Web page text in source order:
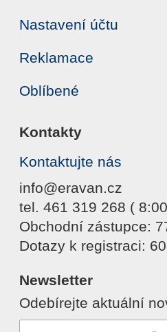
Nastavení účtu
Reklamace
Oblíbené
Kontakty
Kontaktujte nás
info@eravan.cz
tel. 461 319 268 (
Obchodní zástupce:
Dotazy k registraci:
Newsletter
Odebírejte aktuální